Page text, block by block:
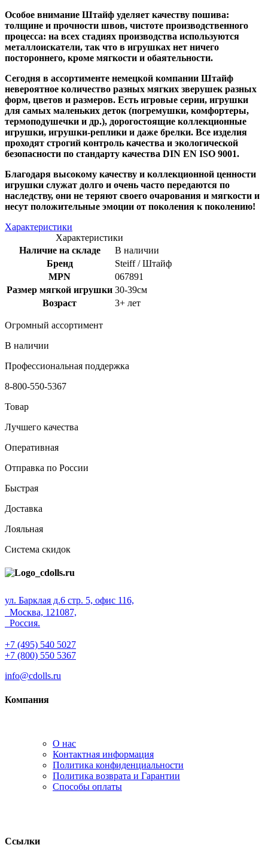
Особое внимание Штайф уделяет качеству пошива:
толщине и прочности швов, чистоте производственного
процесса: на всех стадиях производства используются
металлоискатели, так что в игрушках нет ничего
постороннего, кроме мягкости и обаятельности.
Сегодня в ассортименте немецкой компании Штайф
невероятное количество разных мягких зверушек разных
форм, цветов и размеров. Есть игровые серии, игрушки
для самых маленьких деток (погремушки, комфортеры,
термоподушечки и др.), дорогостоящие коллекционные
игрушки, игрушки-реплики и даже брелки. Все изделия
проходят строгий контроль качества и экологической
безопасности по стандарту качества DIN EN ISO 9001.
Благодаря высокому качеству и коллекционной ценности
игрушки служат долго и очень часто передаются по
наследству, они не теряют своего очарования и мягкости и
несут положительные эмоции от поколения к поколению!
Характеристики
Характеристики
Наличие на складе
В наличии
Бренд
Steiff / Штайф
MPN
067891
Размер мягкой игрушки 30-39см
Возраст
3+ лет
Огромный ассортимент
В наличии
Профессиональная поддержка
8-800-550-5367
Товар
Лучшего качества
Оперативная
Отправка по России
Быстрая
Доставка
Лояльная
Система скидок
ул. Барклая д.6 стр. 5, офис 116,
Москва, 121087,
Россия.
+7 (495) 540 5027
+7 (800) 550 5367
info@cdolls.ru
Компания
О нас
Контактная информация
Политика конфиденциальности
Политика возврата и Гарантии
Способы оплаты
Ссылки